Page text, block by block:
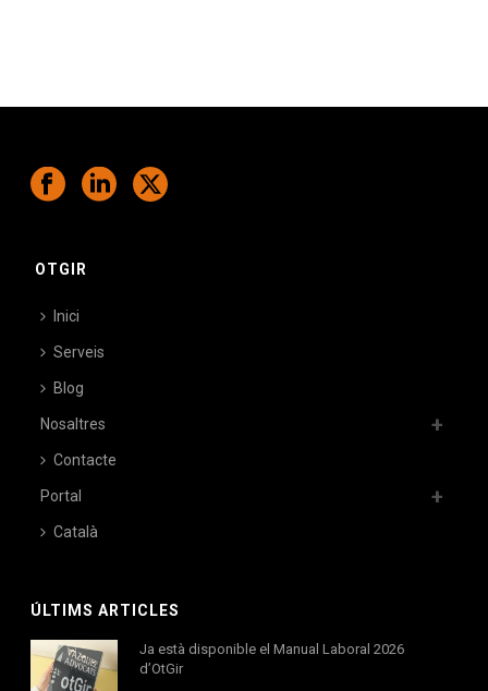
OTGIR
Inici
Serveis
Blog
Nosaltres
Contacte
Portal
Català
ÚLTIMS ARTICLES
Ja està disponible el Manual Laboral 2026
d’OtGir